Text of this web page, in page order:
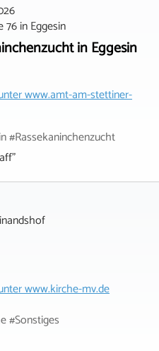
76inEggesin
in Eggesin
www.amt-am-stettiner-
#Rassekaninchenzucht
www.kirche-mv.de
#Sonstiges